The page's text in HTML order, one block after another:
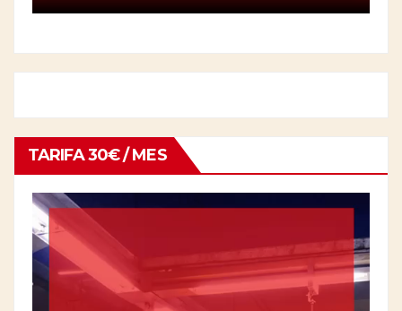
TARIFA 30€ / MES